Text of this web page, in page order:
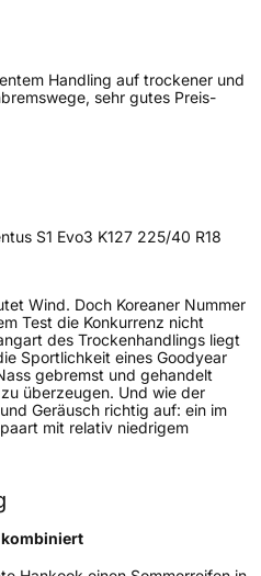
/ Alpine-Symbol
Handling auf trockener und
sehr gutes Preis-
S1 Evo3 K127 225/40 R18
Wind. Doch Koreaner Nummer
Test die Konkurrenz nicht
des Trockenhandlings liegt
Sportlichkeit eines Goodyear
gebremst und gehandelt
überzeugen. Und wie der
Geräusch richtig auf: ein im
mit relativ niedrigem